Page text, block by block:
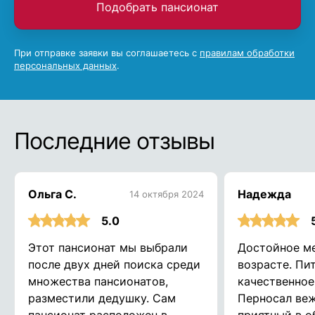
Подобрать пансионат
При отправке заявки вы соглашаетесь с правилам обработки
персональных данных.
Последние отзывы
Ольга С. 14 октября 2024
5.0
Этот пансионат мы выбрали
после двух дней поиска среди
множества пансионатов,
разместили дедушку. Сам
Надежда
Достойное
возрасте.
Перносал